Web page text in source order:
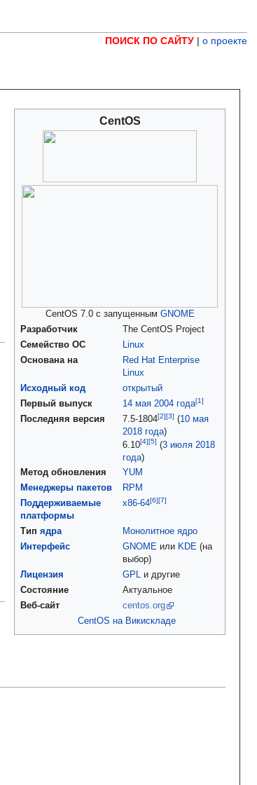
ПОИСК ПО САЙТУ | о проекте
CentOS
CentOS 7.0 с запущенным GNOME
Разработчик
The CentOS Project
Семейство ОС
Linux
Основана на
Red Hat Enterprise
Linux
Исходный код
открытый
Первый выпуск
14 мая 2004 года
Последняя версия
7.5-1804 (10 мая
2018 года)
6.10
(3 июля 2018
года)
Метод обновления
YUM
Менеджеры пакетов
RPM
Поддерживаемые
платформы
x86-64
Тип ядра
Монолитное ядро
Интерфейс
GNOME или KDE (на
выбор)
Лицензия
GPL и другие
Состояние
Актуальное
Веб-сайт
centos.org
CentOS на Викискладе